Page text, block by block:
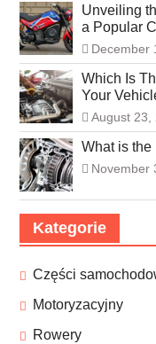
Unveiling
a Popular
December
Which Is
Your
August 23,
What is the
November
Kategorie
Części
Motoryzacyjny
Rowery